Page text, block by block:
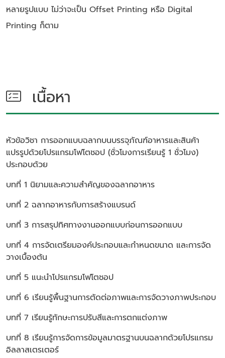
หลายรูปแบบ ไม่ว่าจะเป็น Offset Printing หรือ Digital
Printing ก็ตาม
เนื้อหา
หัวข้อวิชา การออกแบบฉลากบนบรรจุภัณฑ์อาหารและสินค้า
แปรรูปด้วยโปรแกรมโฟโตชอป (ชั่วโมงการเรียนรู้ 1 ชั่วโมง)
ประกอบด้วย
บทที่ 1 นิยามและความสำคัญของฉลากอาหาร
บทที่ 2 ฉลากอาหารกับการสร้างแบรนด์
บทที่ 3 การสรุปทิศทางงานออกแบบก่อนการออกแบบ
บทที่ 4 การจัดเตรียมองค์ประกอบและกำหนดขนาด และการจัด
วางเบื้องต้น
บทที่ 5 แนะนำโปรแกรมโฟโตชอป
บทที่ 6 เรียนรู้พื้นฐานการตัดต่อภาพและการจัดวางภาพประกอบ
บทที่ 7 เรียนรู้ทักษะการปรับสีและการตกแต่งภาพ
บทที่ 8 เรียนรู้การจัดการข้อมูลมาตรฐานบนฉลากด้วยโปรแกรม
อิลลาสเตรเตอร์